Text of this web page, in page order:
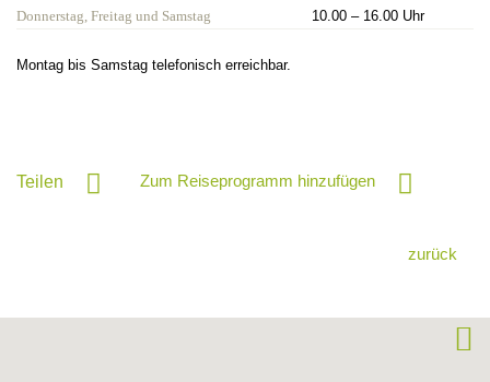
Donnerstag, Freitag und Samstag 10.00 – 16.00 Uhr
Montag bis Samstag telefonisch erreichbar.
Teilen Zum Reiseprogramm hinzufügen
zurück